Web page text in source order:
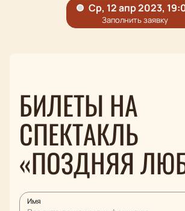
БИЛЕТЫ НА
СПЕКТАКЛЬ
«ПОЗДНЯЯ
Имя